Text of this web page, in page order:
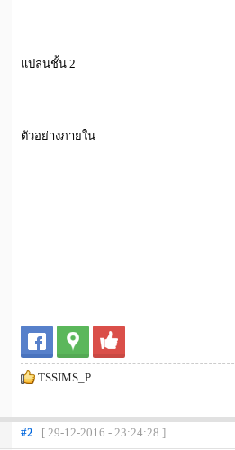
แปลนชั้น 2
ตัวอย่างภายใน
TSSIMS_P
#2 [ 29-12-2016 - 23:24:28 ]